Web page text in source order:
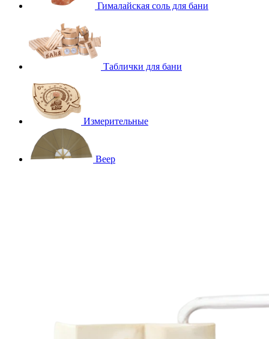
Гималайская соль для бани
Таблички для бани
Измерительные
Веер